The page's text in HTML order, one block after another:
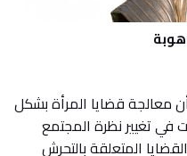
معالجة قضايا المرأة بشكل
تغيير نظرة المجتمع
المتعلقة بالتحرش